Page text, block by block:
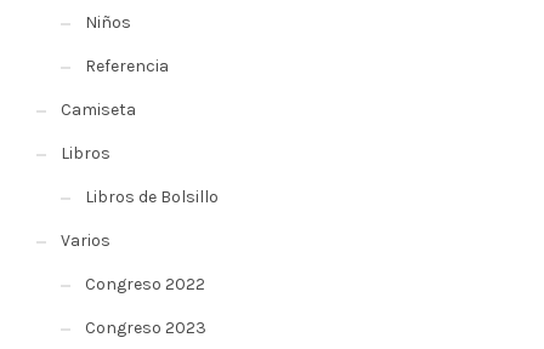
Niños
Referencia
Camiseta
Libros
Libros de Bolsillo
Varios
Congreso 2022
Congreso 2023